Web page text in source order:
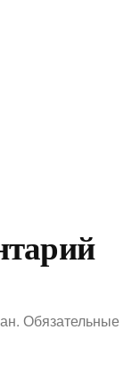
Обязательные